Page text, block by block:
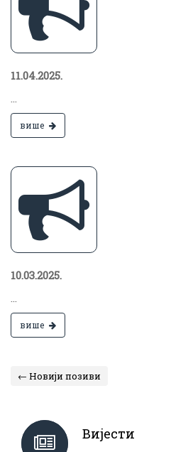
11.04.2025.
...
више
10.03.2025.
...
више
← Новији позиви
Вијести